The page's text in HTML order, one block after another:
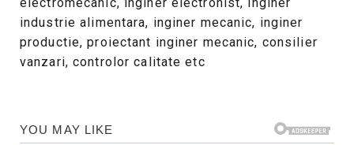
industrie alimentara, inginer mecanic, inginer
productie, proiectant inginer mecanic, consilier
vanzari, controlor calitate etc